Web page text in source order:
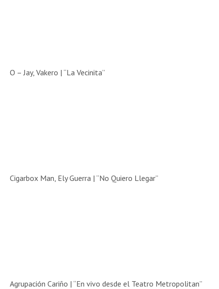
O – Jay, Vakero | “La Vecinita”
Cigarbox Man, Ely Guerra | “No Quiero Llegar”
Agrupación Cariño | “En vivo desde el Teatro Metropolitan”